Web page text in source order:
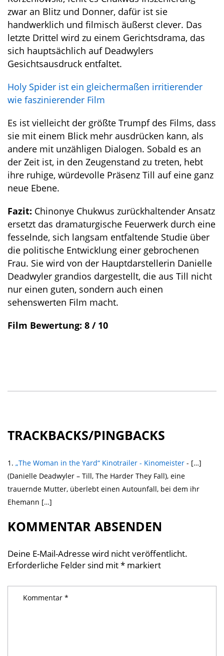
zwar an Blitz und Donner, dafür ist sie
handwerklich und filmisch äußerst clever. Das
letzte Drittel wird zu einem Gerichtsdrama, das
sich hauptsächlich auf Deadwylers
Gesichtsausdruck entfaltet.
Holy Spider ist ein gleichermaßen irritierender
wie faszinierender Film
Es ist vielleicht der größte Trumpf des Films, dass
sie mit einem Blick mehr ausdrücken kann, als
andere mit unzähligen Dialogen. Sobald es an
der Zeit ist, in den Zeugenstand zu treten, hebt
ihre ruhige, würdevolle Präsenz Till auf eine ganz
neue Ebene.
Fazit: Chinonye Chukwus zurückhaltender Ansatz
ersetzt das dramaturgische Feuerwerk durch eine
fesselnde, sich langsam entfaltende Studie über
die politische Entwicklung einer gebrochenen
Frau. Sie wird von der Hauptdarstellerin Danielle
Deadwyler grandios dargestellt, die aus Till nicht
nur einen guten, sondern auch einen
sehenswerten Film macht.
Film Bewertung: 8 / 10
TRACKBACKS/PINGBACKS
„The Woman in the Yard“ Kinotrailer - Kinomeister - […]
(Danielle Deadwyler – Till, The Harder They Fall), eine
trauernde Mutter, überlebt einen Autounfall, bei dem ihr
Ehemann […]
KOMMENTAR ABSENDEN
Deine E-Mail-Adresse wird nicht veröffentlicht.
Erforderliche Felder sind mit* markiert